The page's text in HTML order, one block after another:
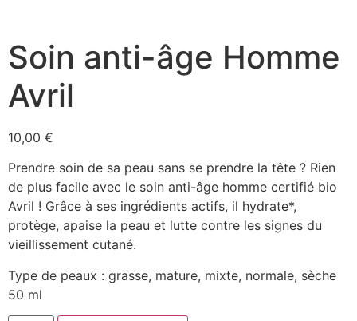
Soin anti-âge Homme
Avril
10,00 €
Prendre soin de sa peau sans se prendre la tête ? Rien
de plus facile avec le soin anti-âge homme certifié bio
Avril ! Grâce à ses ingrédients actifs, il hydrate*,
protège, apaise la peau et lutte contre les signes du
vieillissement cutané.
Type de peaux : grasse, mature, mixte, normale, sèche
50 ml